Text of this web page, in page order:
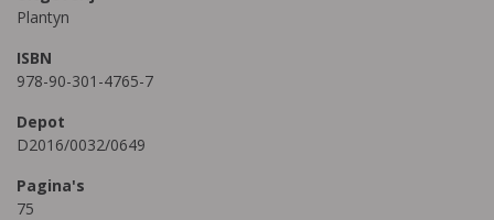
Plantyn
ISBN
978-90-301-4765-7
Depot
D2016/0032/0649
Pagina's
75